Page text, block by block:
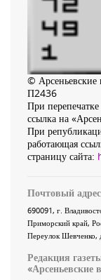
©
П2436
При
ссылка на
При
работающая
страницу сайта:
Почтовый
690091, г.
Приморский край,
Переулок Шевченко,
Редакция
«Арсеньевские